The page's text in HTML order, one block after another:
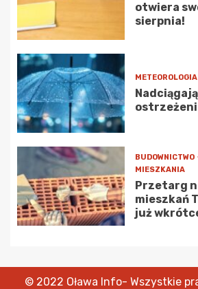
otwiera
sierpnia!
METEOROLOGIA
BUDOWNICTWO
MIESZKANIA
Przetarg
mieszkań
już
© 2022 Oława Info- Wszystkie